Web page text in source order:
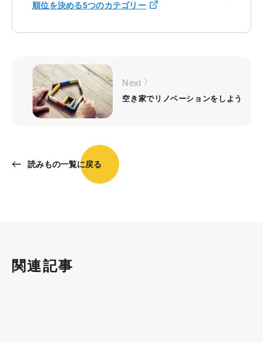
順位を決める5つのカテゴリー
読みもの一覧に戻る
Next
空き家でリノベーションをしよう
関連記事